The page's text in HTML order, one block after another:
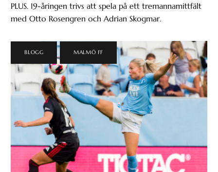
PLUS. 19-åringen trivs att spela på ett tremannamittfält
med Otto Rosengren och Adrian Skogmar.
BLOGG MALMÖ FF